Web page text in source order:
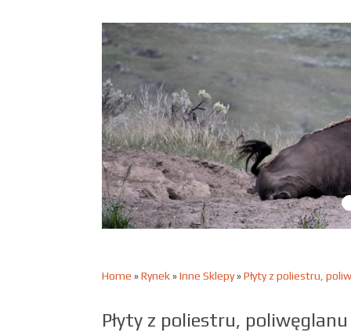
Home »Rynek»Inne Sklepy»Płyty z poliestru,
Płyty z poliestru,